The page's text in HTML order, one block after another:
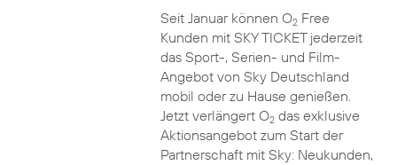
Seit Januar können O2Free
Kunden mit SKY TICKET jederzeit
das Sport-, Serien- und Film-
Angebot von Sky Deutschland
mobil oder zu Hause genießen.
Jetzt verlängert O2das exklusive
Aktionsangebot zum Start der
Partnerschaft mit Sky: Neukunden,